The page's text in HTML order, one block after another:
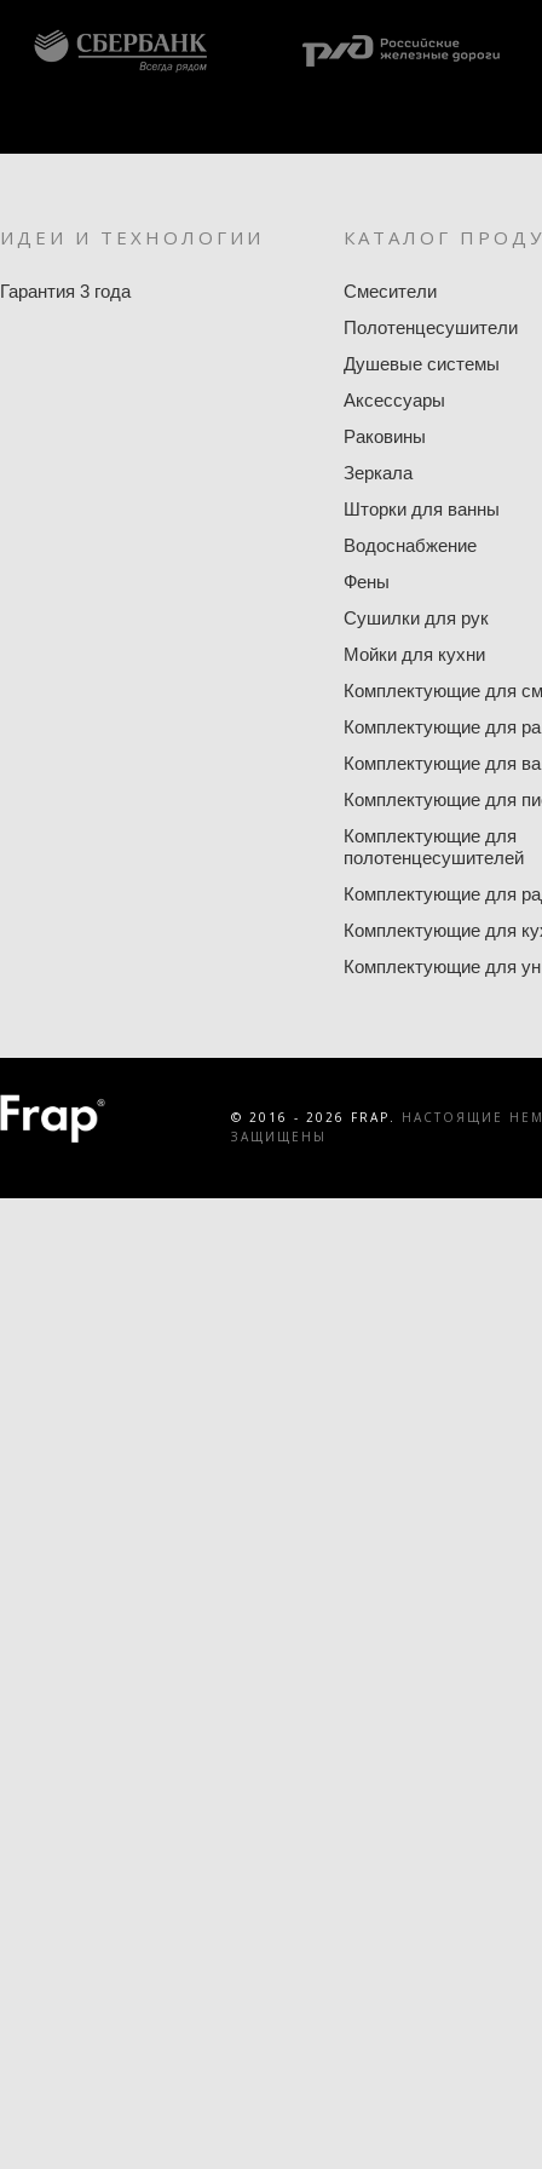
ИДЕИ И ТЕХНОЛОГИИ
Гарантия 3 года
КАТАЛОГ
Смесители
Полотенцесушители
Душевые системы
Аксессуары
Раковины
Зеркала
Шторки для ванны
Водоснабжение
Фены
Сушилки для рук
Мойки для кухни
Комплектующие для
Комплектующие для
Комплектующие для
Комплектующие для
Комплектующие для
полотенцесушителей
Комплектующие для
Комплектующие для
Комплектующие для
© 2016 - 2026 FRAP.
НАСТОЯЩИЕ
ЗАЩИЩЕНЫ